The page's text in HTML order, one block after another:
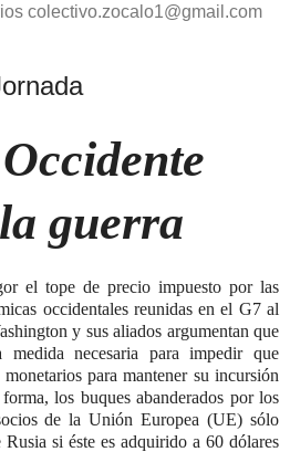
colectivo.zocalo1@gmail.com
guerra
el tope de precio impuesto por las
occidentales reunidas en el G7 al
y sus aliados argumentan que
necesaria para impedir que
para mantener su incursión
los buques abanderados por los
de la Unión Europea (UE) sólo
si éste es adquirido a 60 dólares